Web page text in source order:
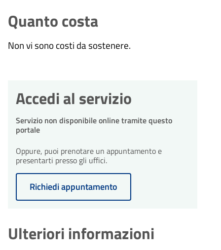
Quanto costa
Non vi sono costi da sostenere.
Accedi al servizio
Servizio non disponibile online tramite questo
portale
Oppure, puoi prenotare un appuntamento e
presentarti presso gli uffici.
Richiedi appuntamento
Ulteriori informazioni